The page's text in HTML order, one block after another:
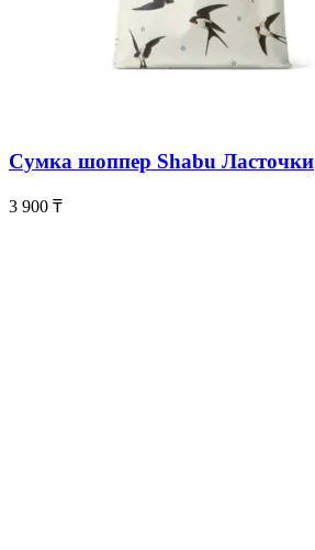
Сумка шоппер Shabu Ласточки
3 900 ₸